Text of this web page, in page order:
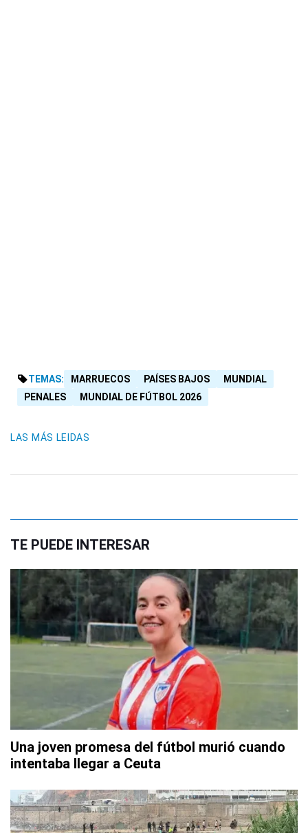
TEMAS: MARRUECOS PAÍSES BAJOS
MUNDIAL
PENALES
MUNDIAL DE FÚTBOL 2026
LAS MÁS LEIDAS
TE PUEDE INTERESAR
Una joven promesa del fútbol murió cuando
intentaba llegar a Ceuta